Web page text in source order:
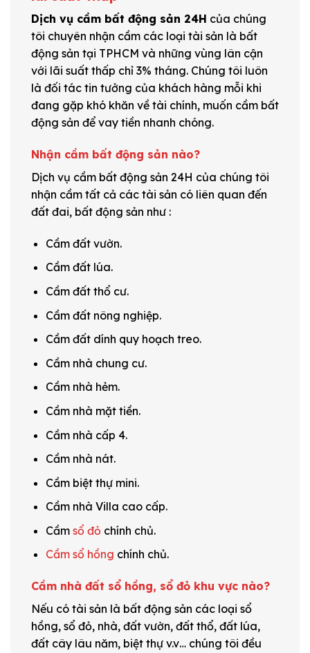
Dịch vụ cầm bất động sản 24H của chúng
tôi chuyên nhận cầm các loại tài sản là bất
động sản tại TPHCM và những vùng lân cận
với lãi suất thấp chỉ 3% tháng. Chúng tôi luôn
là đối tác tin tưởng của khách hàng mỗi khi
đang gặp khó khăn về tài chính, muốn cầm bất
động sản để vay tiền nhanh chóng.
Nhận cầm bất động sản nào?
Dịch vụ cầm bất động sản 24H của chúng tôi
nhận cầm tất cả các tài sản có liên quan đến
đất đai, bất động sản như :
Cầm đất vườn.
Cầm đất lúa.
Cầm đất thổ cư.
Cầm đất nông nghiệp.
Cầm đất dính quy hoạch treo.
Cầm nhà chung cư.
Cầm nhà hẻm.
Cầm nhà mặt tiền.
Cầm nhà cấp 4.
Cầm nhà nát.
Cầm biệt thự mini.
Cầm nhà Villa cao cấp.
Cầm sổ đỏchính chủ.
Cầm sổ hồng chính chủ.
Cầm nhà đất sổ hồng, sổ đỏ khu vực nào?
Nếu có tài sản là bất động sản các loại sổ
hồng, sổ đỏ, nhà, đất vườn, đất thổ, đất lúa,
đất cây lâu năm, biệt thự v.v… chúng tôi đều